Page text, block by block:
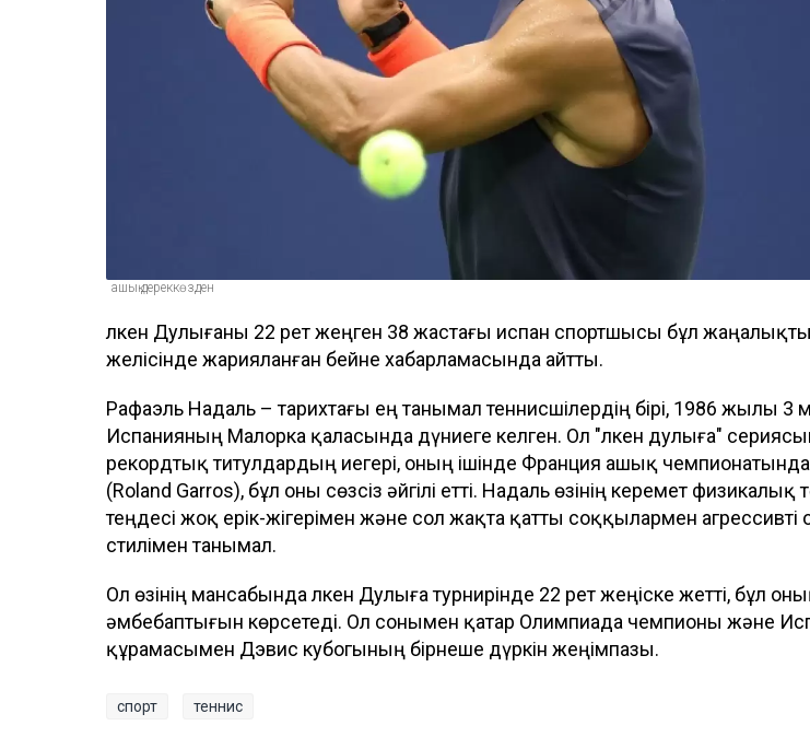
ашық дереккөзден
Үлкен Дулығаны 22 рет жеңген 38 жастағы испан спортшысы бұл жаңалықты
желісінде жарияланған бейне хабарламасында айтты.
Рафаэль Надаль – тарихтағы ең танымал теннисшілердің бірі, 1986 жылы 3
Испанияның Малорка қаласында дүниеге келген. Ол "Үлкен дулыға"
рекордтық титулдардың иегері, оның ішінде Франция ашық
(Roland Garros), бұл оны сөзсіз әйгілі етті. Надаль өзінің керемет физикалық
теңдесі жоқ ерік-жігерімен және сол жақта қатты соққылармен агрессивті
стилімен танымал.
Ол өзінің мансабында Үлкен Дулыға турнирінде 22 рет жеңіске жетті, бұл
әмбебаптығын көрсетеді. Ол сонымен қатар Олимпиада чемпионы және
құрамасымен Дэвис кубогының бірнеше дүркін жеңімпазы.
спорт теннис